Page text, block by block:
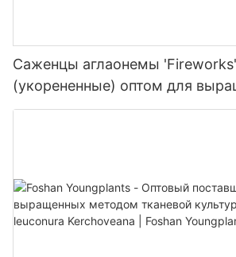
Саженцы аглаонемы 'Fireworks'
(укорененные) оптом для
помещении и на открытом